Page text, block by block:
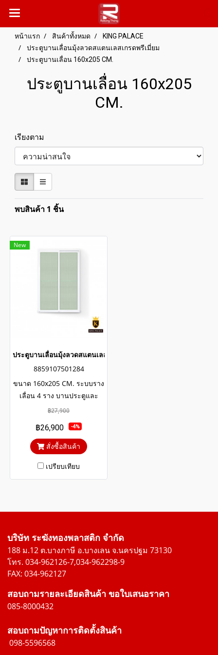
หน้าแรก สินค้าทั้งหมด
KING PALACE
ประตูบานเลื่อนมุ้งลวดสแตนเลสเกรดพรีเมี่ยม
ประตูบานเลื่อน 160x205 CM.
ประตูบานเลื่อน 160x205
CM.
เรียงตาม
พบสินค้า 1 ชิ้น
New
ประตูบานเลื่อนมุ้งลวดสแตนเลสเกรดพรีเมี่ยม
8859107501284
ขนาด 160x205 CM. ระบบราง
เลื่อน 4 ราง บานประตูและ
หน้าต่าง เลื่อนสะดวกมากขึ้น
แตนเลส 304 กรีดไม่
เข้า ป้องกันการโจรกรรมได้
฿27,900
฿26,900 -4%
สั่งซื้อสินค้า
เปรียบเทียบ
บริษัท ระฆังทองพลาสติก จำกัด
188 ม.12 ต.บางภาษี อ.บางเลน จ.นครปฐม 73130
โทร. 034-962126-7,034-962298-9
FAX: 034-962127
สอบถามรายละเอียดสินค้า ขอใบเสนอราคา
085-8000432
สอบถามปัญหาการติดตั้งสินค้า
098-5596568